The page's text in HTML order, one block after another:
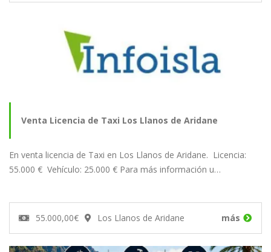
Venta Licencia de Taxi Los Llanos de Aridane
En venta licencia de Taxi en Los Llanos de Aridane. Licencia:
55.000 € Vehículo: 25.000 € Para más información u…
55.000,00€ Los Llanos de Aridane más